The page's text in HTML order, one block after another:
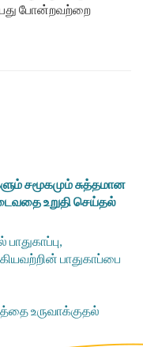
போன்றவற்றை
சமூகமும் சுத்தமான
உறுதி செய்தல்
பாதுகாப்பை
உருவாக்குதல்